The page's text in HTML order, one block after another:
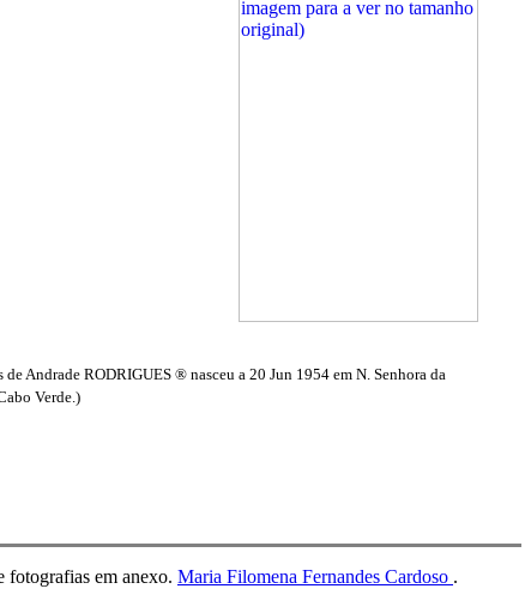
Andrade RODRIGUES ® nasceu a 20 Jun 1954 em N. Senhora da
Verde.)
fotografias em anexo. Maria Filomena Fernandes Cardoso .